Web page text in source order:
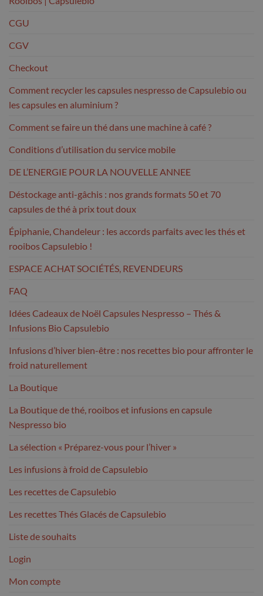
CGU
CGV
Checkout
Comment recycler les capsules nespresso de Capsulebio ou
les capsules en aluminium ?
Comment se faire un thé dans une machine à café ?
Conditions d’utilisation du service mobile
DE L’ENERGIE POUR LA NOUVELLE ANNEE
Déstockage anti-gâchis : nos grands formats 50 et 70
capsules de thé à prix tout doux
Épiphanie, Chandeleur : les accords parfaits avec les thés et
rooibos Capsulebio !
ESPACE ACHAT SOCIÉTÉS, REVENDEURS
FAQ
Idées Cadeaux de Noël Capsules Nespresso – Thés &
Infusions Bio Capsulebio
Infusions d’hiver bien-être : nos recettes bio pour affronter le
froid naturellement
La Boutique
La Boutique de thé, rooibos et infusions en capsule
Nespresso bio
La sélection « Préparez-vous pour l’hiver »
Les infusions à froid de Capsulebio
Les recettes de Capsulebio
Les recettes Thés Glacés de Capsulebio
Liste de souhaits
Login
Mon compte